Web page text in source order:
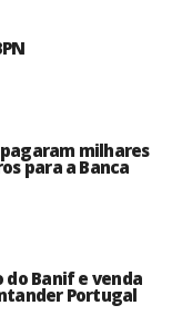
milhares
para a Banca
do Banif e venda
Portugal